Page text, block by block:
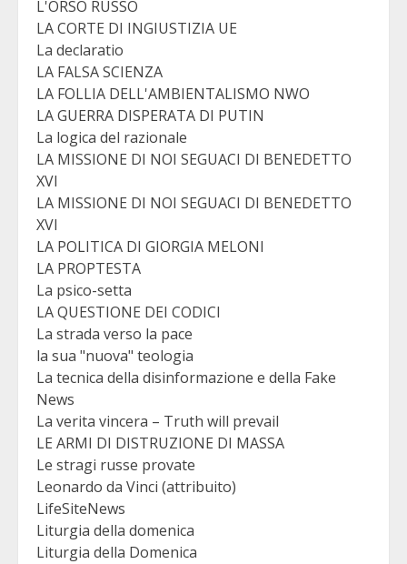
L'ORSO RUSSO
LA CORTE DI INGIUSTIZIA UE
La declaratio
LA FALSA SCIENZA
LA FOLLIA DELL'AMBIENTALISMO NWO
LA GUERRA DISPERATA DI PUTIN
La logica del razionale
LA MISSIONE DI NOI SEGUACI DI BENEDETTO
XVI
LA MISSIONE DI NOI SEGUACI DI BENEDETTO
XVI
LA POLITICA DI GIORGIA MELONI
LA PROPTESTA
La psico-setta
LA QUESTIONE DEI CODICI
La strada verso la pace
la sua "nuova" teologia
La tecnica della disinformazione e della Fake
News
La verita vincera – Truth will prevail
LE ARMI DI DISTRUZIONE DI MASSA
Le stragi russe provate
Leonardo da Vinci (attribuito)
LifeSiteNews
Liturgia della domenica
Liturgia della Domenica